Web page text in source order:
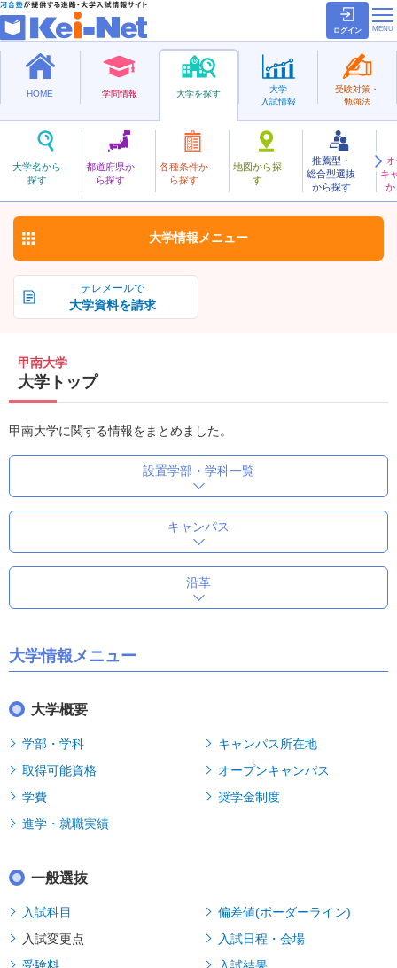
ログイン
HOME 学問情報 大学を探す
大学名から
探す
都道府県か
ら探す
各種条件か
ら探す
地図から探
す
推薦型・
総合型選抜
から探す
キ
か
大学
入試情報
受験対策・
勉強法
私立
こうなん
甲南大学 お気に入り
テレメールで
大学資料を請求
大学情報 メニュー
甲南大学
大学トップ
甲南大学に関する情報をまとめました。
設置学部・学科一覧
キャンパス
沿革
大学情報メニュー
大学概要
学部・学科
キャンパス所在地
取得可能資格
オープンキャンパス
学費
奨学金制度
進学・就職実績
一般選抜
入試科目
偏差値(ボーダーライン)
入試変更点
入試日程・会場